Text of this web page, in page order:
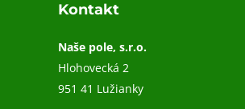
Kontakt
Naše pole, s.r.o.
Hlohovecká 2
951 41 Lužianky